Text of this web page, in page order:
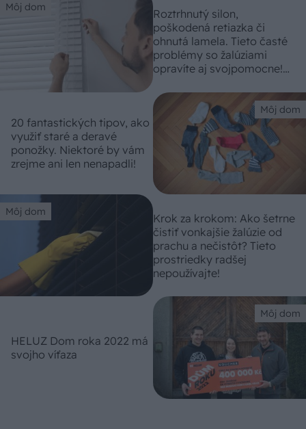
Môj dom
Roztrhnutý silon,
poškodená retiazka či
ohnutá lamela. Tieto časté
problémy so žalúziami
opravíte aj svojpomocne!
Môj dom
20 fantastických tipov, ako
využiť staré a deravé
ponožky. Niektoré by vám
zrejme ani len nenapadli!
Môj dom
Krok za krokom: Ako šetrne
čistiť vonkajšie žalúzie od
prachu a nečistôt? Tieto
prostriedky radšej
nepoužívajte!
Môj dom
HELUZ Dom roka 2022 má
svojho víťaza